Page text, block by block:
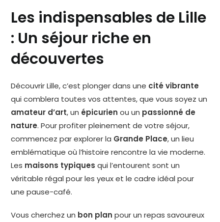
Les indispensables de Lille
: Un séjour riche en
découvertes
Découvrir Lille, c’est plonger dans une cité vibrante
qui comblera toutes vos attentes, que vous soyez un
amateur d’art, un épicurien ou un passionné de
nature. Pour profiter pleinement de votre séjour,
commencez par explorer la Grande Place, un lieu
emblématique où l’histoire rencontre la vie moderne.
Les maisons typiques qui l’entourent sont un
véritable régal pour les yeux et le cadre idéal pour
une pause-café.
Vous cherchez un bon plan pour un repas savoureux